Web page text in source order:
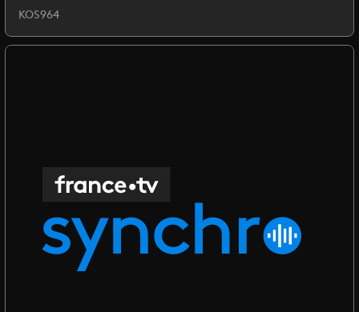
KOS964